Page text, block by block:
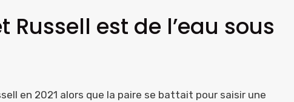
Russell est de l’eau sous
en 2021 alors que la paire se battait pour saisir une